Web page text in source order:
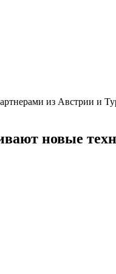
из Австрии и
новые